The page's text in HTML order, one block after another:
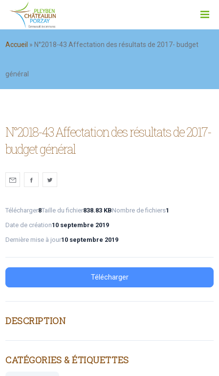
Accueil » N°2018-43 Affectation des résultats de 2017- budget
général
N°2018-43 Affectation des résultats de 2017-
budget général
Télécharger8Taille du fichier838.83 KBNombre de fichiers1
Date de création10 septembre 2019
Dernière mise à jour10 septembre 2019
Télécharger
DESCRIPTION
CATÉGORIES & ÉTIQUETTES